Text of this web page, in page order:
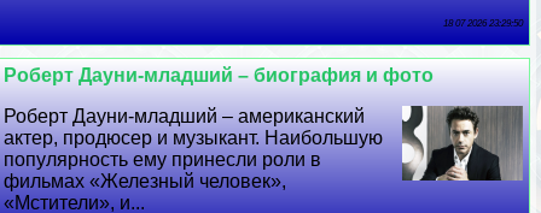
18 07 2026 23:29:50
Роберт Дayни-младший – биография и фото
Роберт Дayни-младший – американский
актер, продюсер и музыкант. Наибольшую
популярность ему принесли роли в
фильмах «Железный человек»,
«Мстители», и...